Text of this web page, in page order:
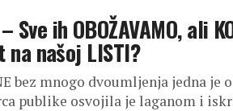
Sve ih OBOŽAVAMO, ali
našoj LISTI?
bez mnogo dvoumljenja jedna
publike osvojila je laganom i